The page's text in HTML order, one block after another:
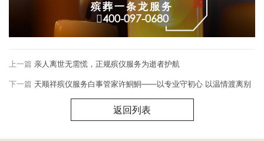
殡葬一条龙服务
400-097-0680
上一篇 亲人离世无需慌，正规殡仪服务为逝者护航
返回列表
下一篇 天顺祥殡仪服务白事管家许鮦鮦——以专业守初心 以温情渡离别